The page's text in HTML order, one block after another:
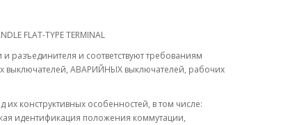
FLAT-TYPE TERMINAL
разъединителя и соответствуют требованиям
выключателей, АВАРИЙНЫХ выключателей, рабочих
конструктивных особенностей, в том числе:
идентификация положения коммутации,